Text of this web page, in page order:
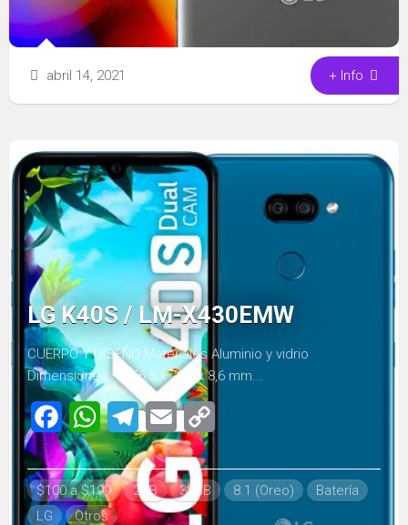
abril 14, 2021 + Info
LG K40S / LM-X430EMW
CUERPO Y DISEÑO Materiales Aluminio y vidrio
Dimensiones – 156,3 x 73,9 x 8,6 mm...
FacebookWhatsAppTelegram
Email
$100 a $199 2GB 32GB 8.1 (Oreo)
Batería
LG
Otros